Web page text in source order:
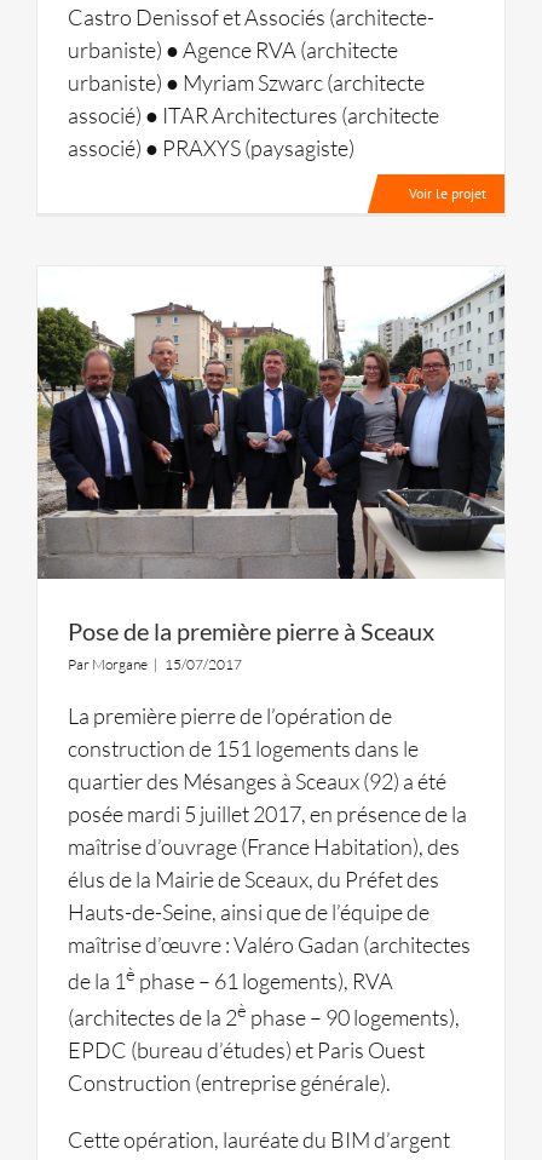
Castro Denissof et Associés (architecte-
urbaniste) ● Agence RVA (architecte
urbaniste) ● Myriam Szwarc (architecte
associé) ● ITAR Architectures (architecte
associé) ● PRAXYS (paysagiste)
Voir le projet
Pose de la première pierre à Sceaux
Par Morgane | 15/07/2017
La première pierre de l’opération de
construction de 151 logements dans le
quartier des Mésanges à Sceaux (92) a été
posée mardi 5 juillet 2017, en présence de la
maîtrise d’ouvrage (France Habitation), des
élus de la Mairie de Sceaux, du Préfet des
Hauts-de-Seine, ainsi que de l’équipe de
maîtrise d’œuvre : Valéro Gadan (architectes
de la 1è phase – 61 logements), RVA
(architectes de la 2è phase – 90 logements),
EPDC (bureau d’études) et Paris Ouest
Construction (entreprise générale).
Cette opération, lauréate du BIM d’argent